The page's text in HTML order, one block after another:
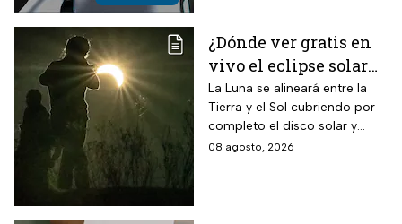
¿Dónde ver gratis en
vivo el eclipse solar
en México?
La Luna se alineará entre la
Tierra y el Sol cubriendo por
completo el disco solar y
generará oscuridad diurna, un
08 agosto, 2026